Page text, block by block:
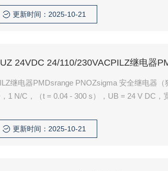
程。
更新时间：2025-10-21
24VDC 24/110/230VACPILZ继电器
继电器PMDsrange PNOZsigma 安全继电器
1 N/C，（t = 0.04 - 300 s），UB = 24 V DC
）的过程。
更新时间：2025-10-21